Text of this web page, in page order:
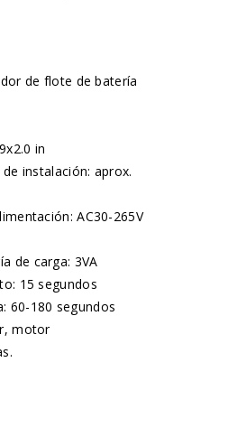
de flote de batería
in
instalación: aprox.
AC30-265V
de carga: 3VA
15 segundos
60-180 segundos
motor